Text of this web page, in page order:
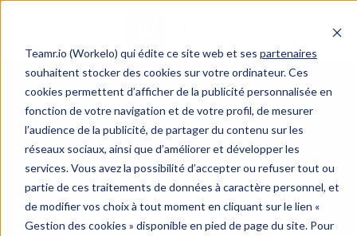
Teamr.io (Workelo) qui édite ce site web et ses partenaires
souhaitent stocker des cookies sur votre ordinateur. Ces
cookies permettent d’afficher de la publicité personnalisée en
fonction de votre navigation et de votre profil, de mesurer
l’audience de la publicité, de partager du contenu sur les
réseaux sociaux, ainsi que d’améliorer et développer les
services. Vous avez la possibilité d’accepter ou refuser tout ou
partie de ces traitements de données à caractère personnel, et
de modifier vos choix à tout moment en cliquant sur le lien «
Gestion des cookies » disponible en pied de page du site. Pour